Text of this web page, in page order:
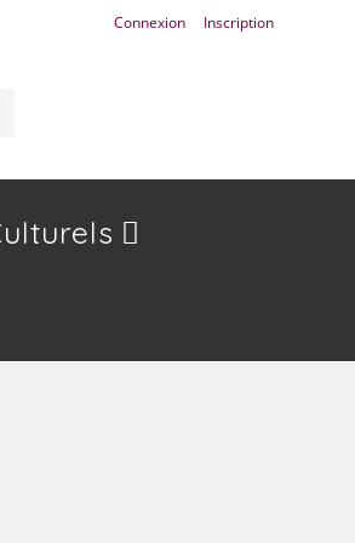
Connexion Inscription